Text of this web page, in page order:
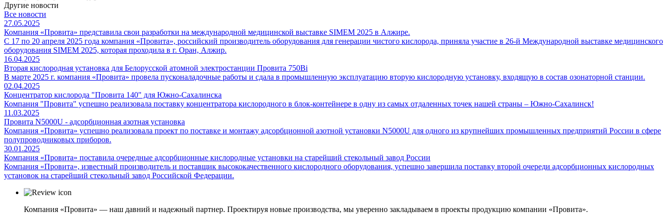
Другие новости
Все новости
27.05.2025
Компания «Провита» представила свои разработки на международной медицинской выставке SIMEM 2025 в Алжире.
С 17 по 20 апреля 2025 года компания «Провита», российский производитель оборудования для генерации чистого кислорода, приняла участие в 26-й Международной выставке медицинского
оборудования SIMEM 2025, которая проходила в г. Оран, Алжир.
16.04.2025
Вторая кислородная установка для Белорусской атомной электростанции Провита 750Bi
В марте 2025 г. компания «Провита» провела пусконаладочные работы и сдала в промышленную эксплуатацию вторую кислородную установку, входящую в состав озонаторной станции.
02.04.2025
Концентратор кислорода "Провита 140" для Южно-Сахалинска
Компания "Провита" успешно реализовала поставку концентратора кислородного в блок-контейнере в одну из самых отдаленных точек нашей страны – Южно-Сахалинск!
11.03.2025
Провита N5000U - адсорбционная азотная установка
Компания «Провита» успешно реализовала проект по поставке и монтажу адсорбционной азотной установки N5000U для одного из крупнейших промышленных предприятий России в сфере
полупроводниковых приборов.
30.01.2025
Компания «Провита» поставила очередные адсорбционные кислородные установки на старейший стекольный завод России
Компания «Провита», известный производитель и поставщик высококачественного кислородного оборудования, успешно завершила поставку второй очереди адсорбционных кислородных
установок на старейший стекольный завод Российской Федерации.
Компания «Провита» — наш давний и надежный партнер. Проектируя новые производства, мы уверенно закладываем в проекты продукцию компании «Провита».